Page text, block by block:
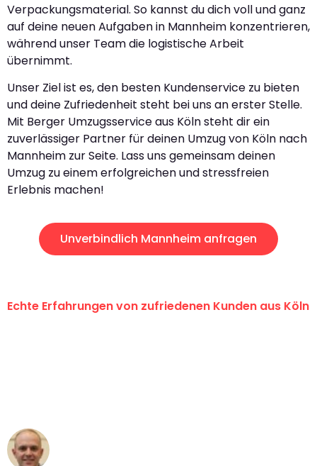
Verpackungsmaterial. So kannst du dich voll und ganz
auf deine neuen Aufgaben in Mannheim konzentrieren,
während unser Team die logistische Arbeit
übernimmt.
Unser Ziel ist es, den besten Kundenservice zu bieten
und deine Zufriedenheit steht bei uns an erster Stelle.
Mit Berger Umzugsservice aus Köln steht dir ein
zuverlässiger Partner für deinen Umzug von Köln nach
Mannheim zur Seite. Lass uns gemeinsam deinen
Umzug zu einem erfolgreichen und stressfreien
Erlebnis machen!
Unverbindlich Mannheim anfragen
Echte Erfahrungen von zufriedenen Kunden aus Köln